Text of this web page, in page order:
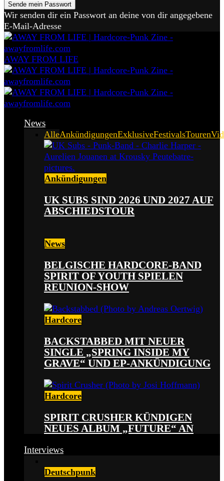
Wir senden dir ein Passwort an deine von dir angegebene
E-Mail-Adresse
AWAY FROM LIFE
News
AlleAnkündigungenExklusiveFestivalsTouren
Ankündigungen
UK SUBS SIND 2026 UND 2027 AUF
ABSCHIEDSTOUR
News
BELGISCHE HARDCORE-BAND
SPIRIT OF YOUTH SPIELEN
REUNION-SHOW
Hardcore
BACKSTABBED MIT NEUER
SINGLE „SPRING INSIDE MY
GRAVE“ UND EP-ANKÜNDIGUNG
Hardcore
SPIRIT CRUSHER KÜNDIGEN
NEUES ALBUM „FUTURE“ AN
Interviews
Deutschpunk